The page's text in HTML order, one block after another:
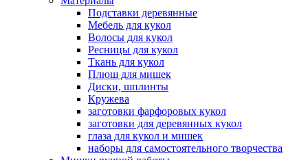
Подставки деревянные
Мебель для кукол
Волосы для кукол
Ресницы для кукол
Ткань для кукол
Плюш для мишек
Диски, шплинты
Кружева
заготовки фарфоровых кукол
заготовки для деревянных кукол
глаза для кукол и мишек
наборы для самостоятельного творчества